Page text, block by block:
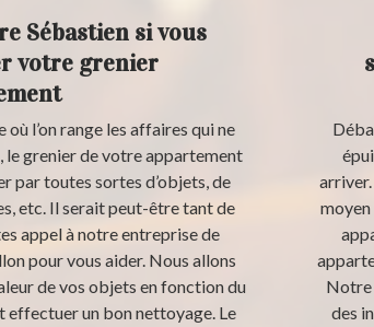
Sébastien si vous
votre grenier
l’on range les affaires qui ne
le grenier de votre appartement
par toutes sortes d’objets, de
etc. Il serait peut-être tant de
appel à notre entreprise de
pour vous aider. Nous allons
de vos objets en fonction du
effectuer un bon nettoyage. Le
arriver.
Notre
des